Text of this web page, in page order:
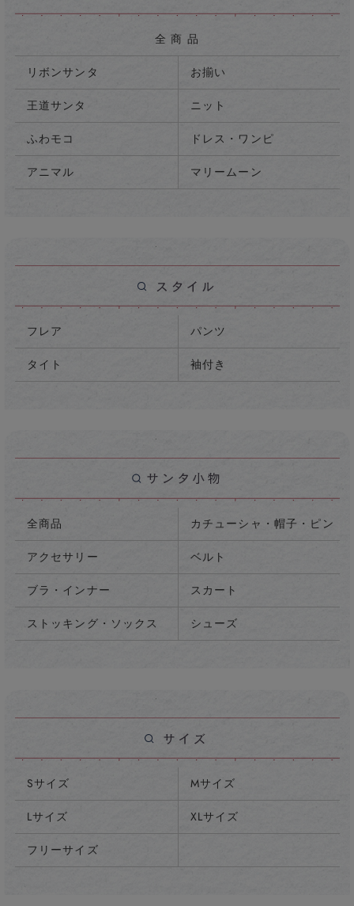
全 商 品
リボンサンタ お揃い
王道サンタ ニット
ふわモコ ドレス・ワンピ
アニマル マリームーン
フレア パンツ
タイト 袖付き
全商品 カチューシャ・帽子・ピン
アクセサリー ベルト
ブラ・インナー スカート
ストッキング・ソックス シューズ
Sサイズ Mサイズ
Lサイズ XLサイズ
フリーサイズ